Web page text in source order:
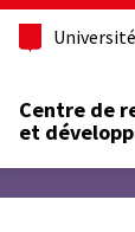
Centre de
et